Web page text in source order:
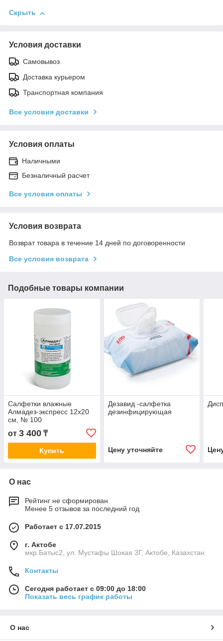
Скрыть
Условия доставки
Самовывоз
Доставка курьером
Транспортная компания
Все условия доставки
Условия оплаты
Наличными
Безналичный расчет
Все условия оплаты
Условия возврата
Возврат товара в течение 14 дней по договоренности
Все условия возврата
Подобные товары компании
Салфетки влажные
Алмадез-экспресс 12х20
см, № 100
от 3 400 ₸
Купить
Дезавид -салфетка
дезинфицирующая
Цену уточняйте
О нас
Рейтинг не сформирован
Менее 5 отзывов за последний год
Работает с 17.07.2015
г. Актобе
мкр.Батыс2, ул. Мустафы Шокая 3Г, Актобе, Казахстан
Контакты
Сегодня работает с 09:00 до 18:00
Показать весь график работы
О нас